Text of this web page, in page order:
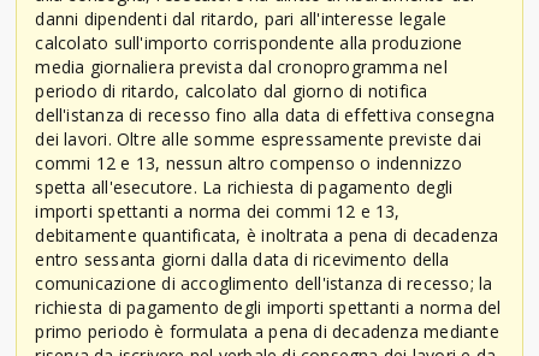
danni dipendenti dal ritardo, pari all'interesse legale
calcolato sull'importo corrispondente alla produzione
media giornaliera prevista dal cronoprogramma nel
periodo di ritardo, calcolato dal giorno di notifica
dell'istanza di recesso fino alla data di effettiva consegna
dei lavori. Oltre alle somme espressamente previste dai
commi 12 e 13, nessun altro compenso o indennizzo
spetta all'esecutore. La richiesta di pagamento degli
importi spettanti a norma dei commi 12 e 13,
debitamente quantificata, è inoltrata a pena di decadenza
entro sessanta giorni dalla data di ricevimento della
comunicazione di accoglimento dell'istanza di recesso; la
richiesta di pagamento degli importi spettanti a norma del
primo periodo è formulata a pena di decadenza mediante